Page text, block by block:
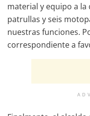
material y equipo a
patrullas y seis
nuestras funciones.
correspondiente a